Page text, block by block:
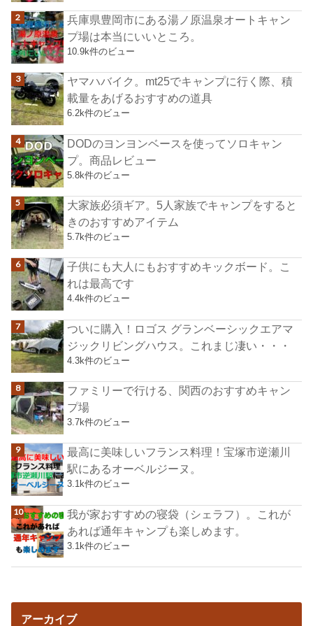
兵庫県豊岡市にある湯ノ原温泉オートキャン
プ場は本当にいいところ。
10.9k件のビュー
ヤマハバイク。mt25でキャンプに行く際、積
載量をあげるおすすめの道具
6.2k件のビュー
DODのヨンヨンベースを使ってソロキャン
プ。商品レビュー
5.8k件のビュー
大家族必須ギア。5人家族でキャンプをすると
きのおすすめアイテム
5.7k件のビュー
子供にも大人にもおすすめキックボード。こ
れは最高です
4.4k件のビュー
ついに購入！ロゴス グランベーシックエアマ
ジックリビングハウス。これまじ凄い・・・
4.3k件のビュー
ファミリーで行ける、関西のおすすめキャン
プ場
3.7k件のビュー
最高に美味しいフランス料理！宝塚市逆瀬川
駅にあるオーベルジーヌ。
3.1k件のビュー
我が家おすすめの寝袋（シェラフ）。これが
あれば通年キャンプも楽しめます。
3.1k件のビュー
アーカイブ